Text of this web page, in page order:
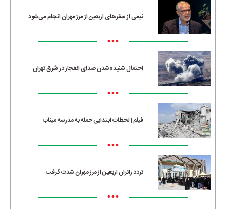
نیمی از سفرهای اربعین از مرز مهران انجام می‌شود
•••
احتمال شنیده‌شدن صدای انفجار در شرق تهران
•••
فیلم | لحظات ابتدایی حمله به مدرسه میناب
•••
تردد زائران اربعین از مرز مهران شدت گرفت
•••